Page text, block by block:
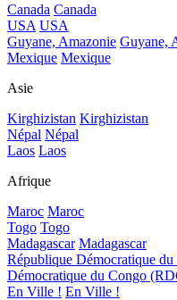
Canada Canada
USA USA
Guyane, Amazonie Guyane,
Mexique Mexique
Asie
Kirghizistan Kirghizistan
Népal Népal
Laos Laos
Afrique
Maroc Maroc
Togo Togo
Madagascar Madagascar
République Démocratique
Démocratique du Congo
En Ville ! En Ville !